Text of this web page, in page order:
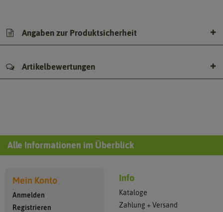
Angaben zur Produktsicherheit
Artikelbewertungen
Alle Informationen im Überblick
Mein Konto
Anmelden
Registrieren
Info
Kataloge
Zahlung + Versand